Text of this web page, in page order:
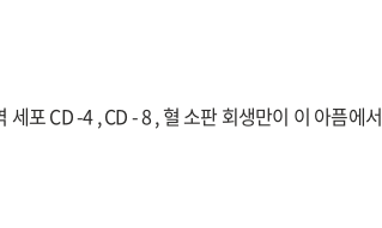
포 CD -4 , CD - 8 , 혈 소판 회생만이 이 아픔에서